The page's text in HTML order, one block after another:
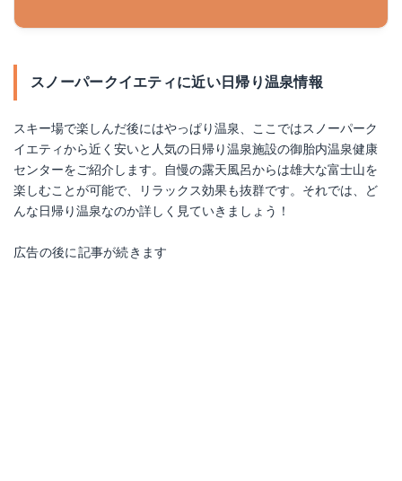
スノーパークイエティに近い日帰り温泉情報
スキー場で楽しんだ後にはやっぱり温泉、ここではスノーパーク
イエティから近く安いと人気の日帰り温泉施設の御胎内温泉健康
センターをご紹介します。自慢の露天風呂からは雄大な富士山を
楽しむことが可能で、リラックス効果も抜群です。それでは、ど
んな日帰り温泉なのか詳しく見ていきましょう！
広告の後に記事が続きます